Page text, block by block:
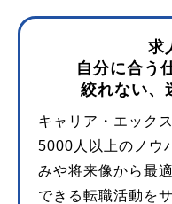
求
自分に合う
絞れない、
キャリア・エック
5000人以上のノウ
みや将来像から最
できる転職活動を